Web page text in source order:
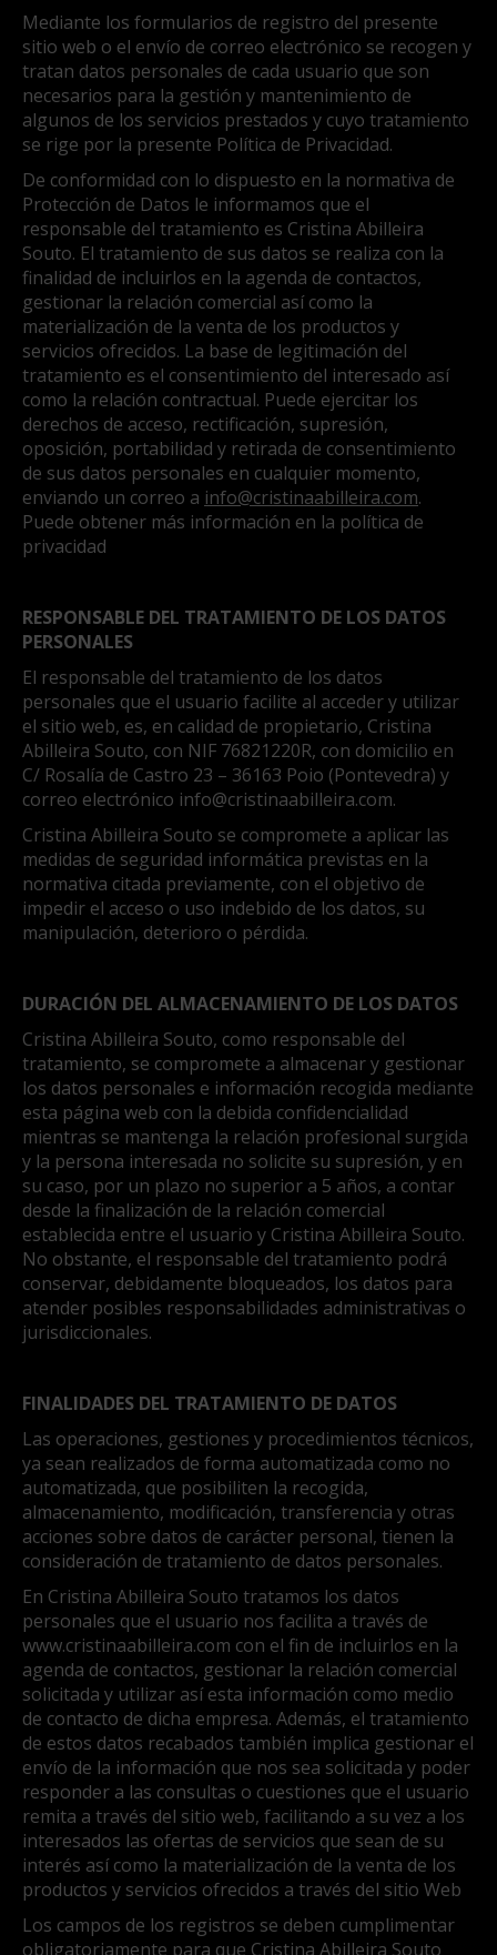
Mediante los formularios de registro del presente
sitio web o el envío de correo electrónico se recogen y
tratan datos personales de cada usuario que son
necesarios para la gestión y mantenimiento de
algunos de los servicios prestados y cuyo tratamiento
se rige por la presente Política de Privacidad.
De conformidad con lo dispuesto en la normativa de
Protección de Datos le informamos que el
responsable del tratamiento es Cristina Abilleira
Souto. El tratamiento de sus datos se realiza con la
finalidad de incluirlos en la agenda de contactos,
gestionar la relación comercial así como la
materialización de la venta de los productos y
servicios ofrecidos. La base de legitimación del
tratamiento es el consentimiento del interesado así
como la relación contractual. Puede ejercitar los
derechos de acceso, rectificación, supresión,
oposición, portabilidad y retirada de consentimiento
de sus datos personales en cualquier momento,
enviando un correo a info@cristinaabilleira.com.
Puede obtener más información en la política de
privacidad
RESPONSABLE DEL TRATAMIENTO DE LOS DATOS
PERSONALES
El responsable del tratamiento de los datos
personales que el usuario facilite al acceder y utilizar
el sitio web, es, en calidad de propietario, Cristina
Abilleira Souto, con NIF 76821220R, con domicilio en
C/ Rosalía de Castro 23 – 36163 Poio (Pontevedra) y
correo electrónico info@cristinaabilleira.com.
Cristina Abilleira Souto se compromete a aplicar las
medidas de seguridad informática previstas en la
normativa citada previamente, con el objetivo de
impedir el acceso o uso indebido de los datos, su
manipulación, deterioro o pérdida.
DURACIÓN DEL ALMACENAMIENTO DE LOS DATOS
Cristina Abilleira Souto, como responsable del
tratamiento, se compromete a almacenar y gestionar
los datos personales e información recogida mediante
esta página web con la debida confidencialidad
mientras se mantenga la relación profesional surgida
y la persona interesada no solicite su supresión, y en
su caso, por un plazo no superior a 5 años, a contar
desde la finalización de la relación comercial
establecida entre el usuario y Cristina Abilleira Souto.
No obstante, el responsable del tratamiento podrá
conservar, debidamente bloqueados, los datos para
atender posibles responsabilidades administrativas o
jurisdiccionales.
FINALIDADES DEL TRATAMIENTO DE DATOS
Las operaciones, gestiones y procedimientos técnicos,
ya sean realizados de forma automatizada como no
automatizada, que posibiliten la recogida,
almacenamiento, modificación, transferencia y otras
acciones sobre datos de carácter personal, tienen la
consideración de tratamiento de datos personales.
En Cristina Abilleira Souto tratamos los datos
personales que el usuario nos facilita a través de
www.cristinaabilleira.com con el fin de incluirlos en la
agenda de contactos, gestionar la relación comercial
solicitada y utilizar así esta información como medio
de contacto de dicha empresa. Además, el tratamiento
de estos datos recabados también implica gestionar el
envío de la información que nos sea solicitada y poder
responder a las consultas o cuestiones que el usuario
remita a través del sitio web, facilitando a su vez a los
interesados las ofertas de servicios que sean de su
interés así como la materialización de la venta de los
productos y servicios ofrecidos a través del sitio Web
Los campos de los registros se deben cumplimentar
obligatoriamente para que Cristina Abilleira Souto